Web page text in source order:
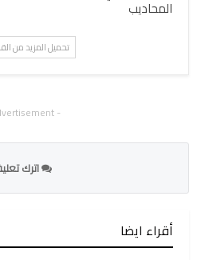
المحاديب
تحميل المزيد من
-
اترك
أقراء ايضا